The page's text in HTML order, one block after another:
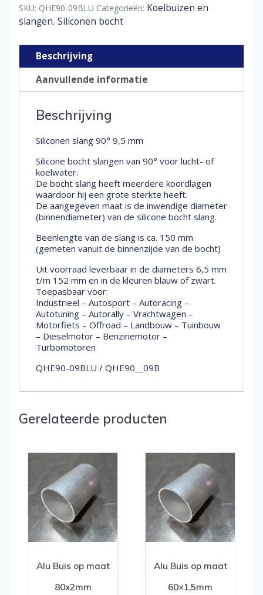
mm
aantal
SKU: QHE90-09BLU Categorieën: Koelbuizen en
slangen, Siliconen bocht
Beschrijving
Aanvullende informatie
Beschrijving
Siliconen slang 90° 9,5 mm
Silicone bocht slangen van 90° voor lucht- of
koelwater.
De bocht slang heeft meerdere koordlagen
waardoor hij een grote sterkte heeft.
De aangegeven maat is de inwendige diameter
(binnendiameter) van de silicone bocht slang.
Beenlengte van de slang is ca. 150 mm
(gemeten vanuit de binnenzijde van de bocht)
Uit voorraad leverbaar in de diameters 6,5 mm
t/m 152 mm en in de kleuren blauw of zwart.
Toepasbaar voor:
Industrieel – Autosport – Autoracing –
Autotuning – Autorally – Vrachtwagen –
Motorfiets – Offroad – Landbouw – Tuinbouw
– Dieselmotor – Benzinemotor –
Turbomotoren
QHE90-09BLU / QHE90__09B
Gerelateerde producten
Alu Buis op maat
80x2mm
Alu Buis op maat
60×1,5mm